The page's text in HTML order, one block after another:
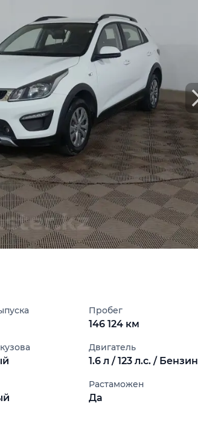
доступен отчёт Aster
информацию об автомобиле:
пробег, история осмотров,
базам РК и РФ
Посмотреть пример отчета
Пробег
146 124 км
Двигатель
1.6 л / 123 л.с. / Бензин
Растаможен
Да